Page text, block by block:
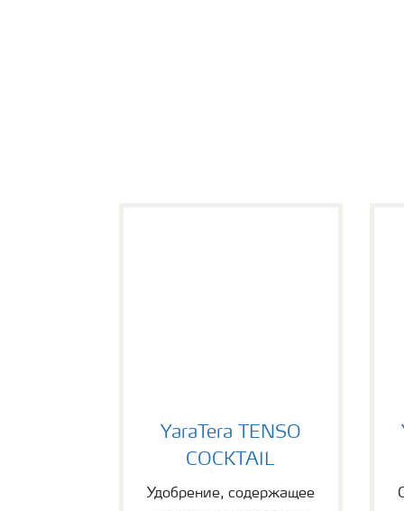
YaraTera TENSO
COCKTAIL
Удобрение, содержащее